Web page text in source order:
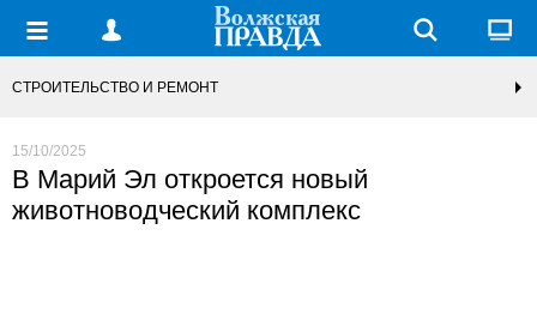
СТРОИТЕЛЬСТВО И РЕМОНТ
15/10/2025
В Марий Эл откроется новый
животноводческий комплекс